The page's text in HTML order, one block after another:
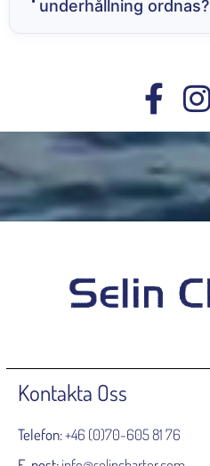
underhållning ordnas?
Kontakta Oss
Telefon:+46 (0)70-605 81 76